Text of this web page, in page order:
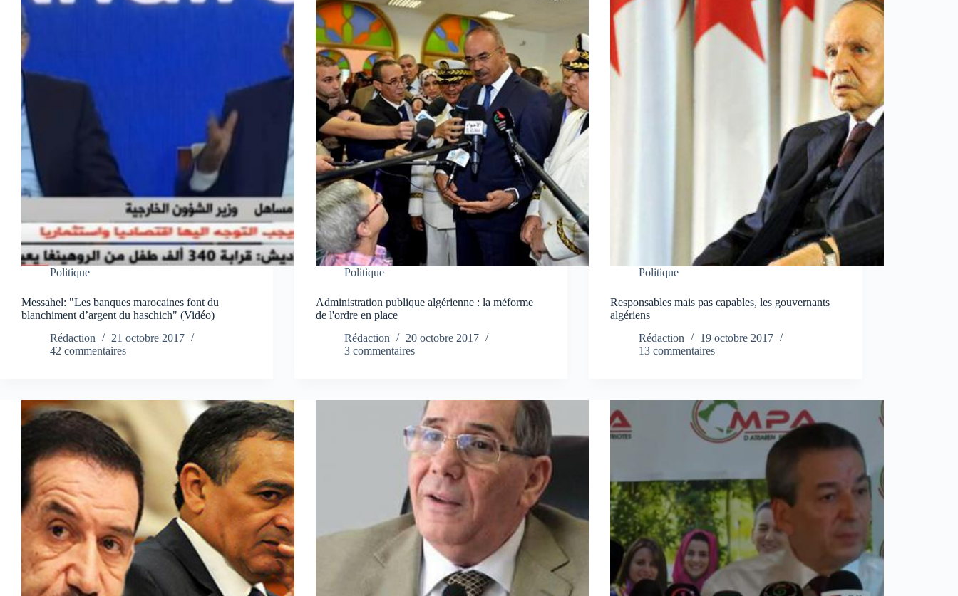
Politique
Messahel: "Les banques marocaines font du
blanchiment d’argent du haschich" (Vidéo)
Rédaction
21 octobre 2017
42 commentaires
Politique
Administration publique algérienne : la méforme
de l'ordre en place
Rédaction
20 octobre 2017
3 commentaires
Politique
Responsables mais pas capables, les gouvernants
algériens
Rédaction
19 octobre 2017
13 commentaires